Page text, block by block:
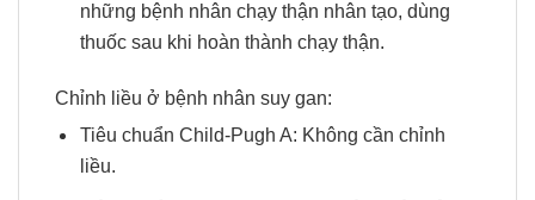
những bệnh nhân chạy thận nhân tạo, dùng
thuốc sau khi hoàn thành chạy thận.
Chỉnh liều ở bệnh nhân suy gan:
Tiêu chuẩn Child-Pugh A: Không cần chỉnh
liều.